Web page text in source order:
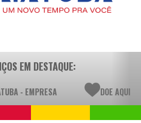
EM DESTAQUE:
- EMPRESA DOE AQUI